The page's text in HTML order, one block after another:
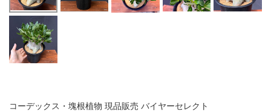
コーデックス・塊根植物 現品販売 バイヤーセレクト